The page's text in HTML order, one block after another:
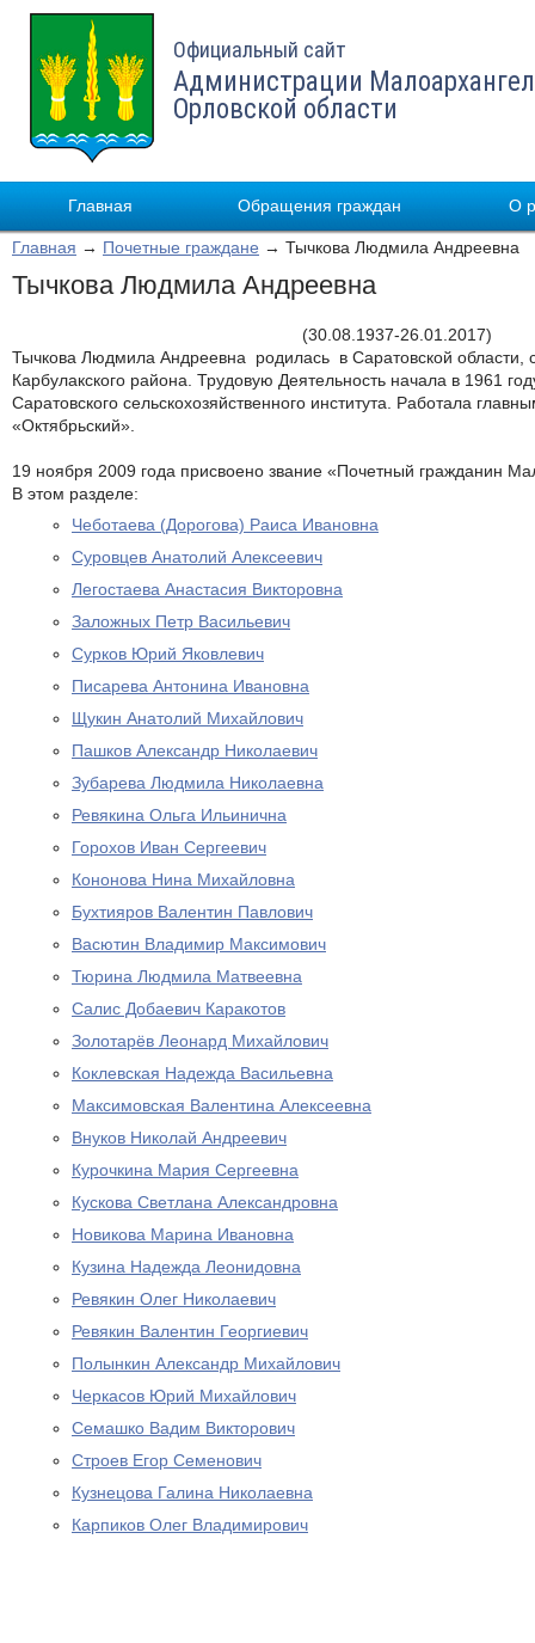
Официальный сайт
Администрации
Орловской области
Главная Обращения граждан О
Главная → Почетные граждане → Тычкова Людмила Андреевна
Тычкова Людмила Андреевна
(30.08.1937-26.01.2017)
Тычкова Людмила Андреевна родилась в Саратовской области,
Карбулакского района. Трудовую Деятельность начала в 1961
Саратовского сельскохозяйственного института. Работала
«Октябрьский».
19 ноября 2009 года присвоено звание «Почетный гражданин
В этом разделе:
Чеботаева (Дорогова) Раиса Ивановна
Суровцев Анатолий Алексеевич
Легостаева Анастасия Викторовна
Заложных Петр Васильевич
Сурков Юрий Яковлевич
Писарева Антонина Ивановна
Щукин Анатолий Михайлович
Пашков Александр Николаевич
Зубарева Людмила Николаевна
Ревякина Ольга Ильинична
Горохов Иван Сергеевич
Кононова Нина Михайловна
Бухтияров Валентин Павлович
Васютин Владимир Максимович
Тюрина Людмила Матвеевна
Салис Добаевич Каракотов
Золотарёв Леонард Михайлович
Коклевская Надежда Васильевна
Максимовская Валентина Алексеевна
Внуков Николай Андреевич
Курочкина Мария Сергеевна
Кускова Светлана Александровна
Новикова Марина Ивановна
Кузина Надежда Леонидовна
Ревякин Олег Николаевич
Ревякин Валентин Георгиевич
Полынкин Александр Михайлович
Черкасов Юрий Михайлович
Семашко Вадим Викторович
Строев Егор Семенович
Кузнецова Галина Николаевна
Карпиков Олег Владимирович